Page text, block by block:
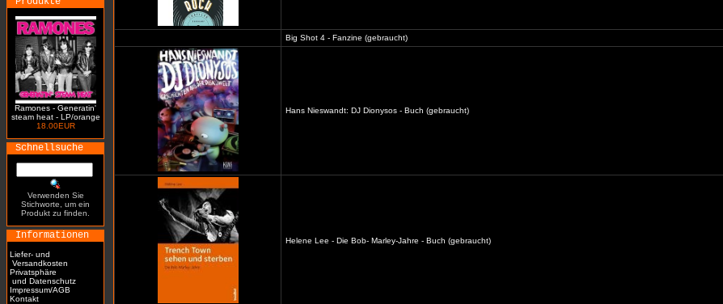
Ramones - Generatin'
steam heat - LP/orange
18.00EUR
Schnellsuche
Verwenden Sie
Stichworte, um ein
Produkt zu finden.
Informationen
Liefer- und
Versandkosten
Privatsphäre
und Datenschutz
Impressum/AGB
Kontakt
Big Shot 4 - Fanzine (gebraucht)
Hans Nieswandt: DJ Dionysos - Buch (gebraucht)
Helene Lee - Die Bob- Marley-Jahre - Buch (gebraucht)